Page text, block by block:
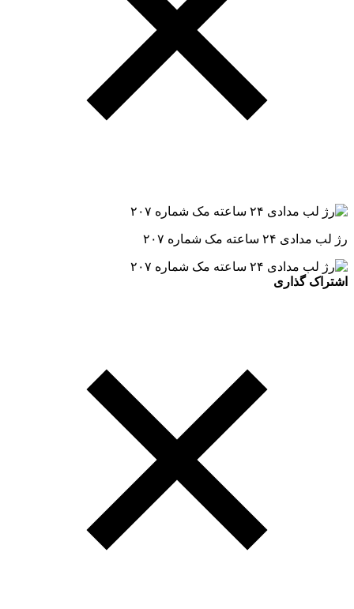
رژ لب مدادی ۲۴ ساعته مک شماره ۲۰۷
اشتراک گذاری